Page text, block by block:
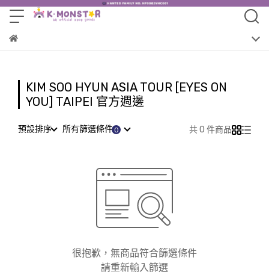
KIM SOO HYUN ASIA TOUR [EYES ON
YOU] TAIPEI 官方週邊
預設排序 所有篩選條件 共 0 件商品
很抱歉，無商品符合篩選條件
請重新輸入篩選